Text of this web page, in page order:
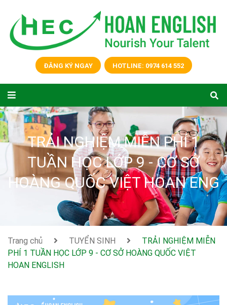
ĐĂNG KÝ NGAY HOTLINE: 0974 614 552
TRẢI NGHIỆM MIỄN PHÍ 1
TUẦN HỌC LỚP 9 - CƠ SỞ
HOÀNG QUỐC VIỆT HOAN ENG
Trang chủ TUYỂN SINH
TRẢI NGHIỆM MIỄN
PHÍ 1 TUẦN HỌC LỚP 9 - CƠ SỞ HOÀNG QUỐC VIỆT
HOAN ENGLISH